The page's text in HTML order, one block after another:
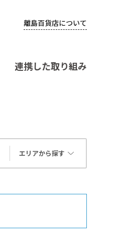
離島百貨店について
連携した取り組み
エリアから探す